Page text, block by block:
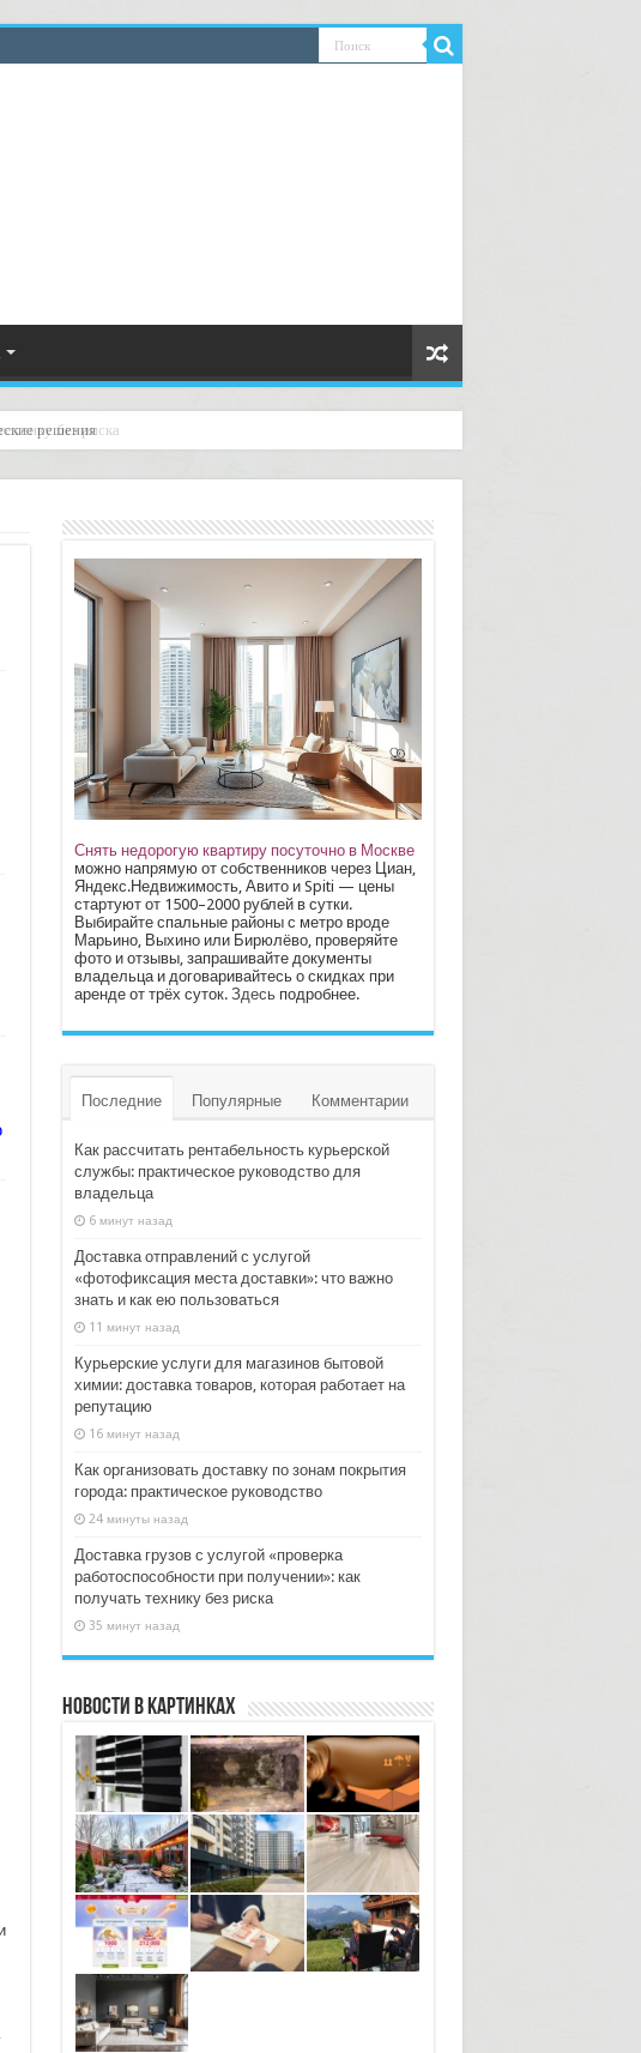
решения
Снять недорогую квартиру посуточно в Москве
можно напрямую от собственников через Циан,
Яндекс.Недвижимость, Авито и Spiti — цены
стартуют от 1500–2000 рублей в сутки.
Выбирайте спальные районы с метро вроде
Марьино, Выхино или Бирюлёво, проверяйте
фото и отзывы, запрашивайте документы
владельца и договаривайтесь о скидках при
аренде от трёх суток. Здесьподробнее.
Последние Популярные Комментарии
Как рассчитать рентабельность курьерской
службы: практическое руководство для
владельца
6 минут назад
Доставка отправлений с услугой
«фотофиксация места доставки»: что важно
знать и как ею пользоваться
11 минут назад
Курьерские услуги для магазинов бытовой
химии: доставка товаров, которая работает на
репутацию
16 минут назад
Как организовать доставку по зонам покрытия
города: практическое руководство
24 минуты назад
Доставка грузов с услугой «проверка
работоспособности при получении»: как
получать технику без риска
35 минут назад
Новости в картинках